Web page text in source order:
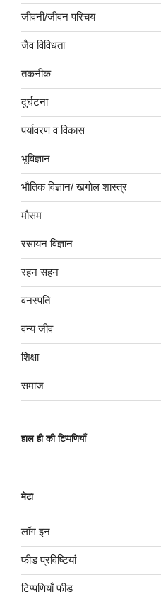
जीवनी/जीवन परिचय
जैव विविधता
तकनीक
दुर्घटना
पर्यावरण व विकास
भूविज्ञान
भौतिक विज्ञान/ खगोल शास्त्र
मौसम
रसायन विज्ञान
रहन सहन
वनस्पति
वन्य जीव
शिक्षा
समाज
हाल ही की टिप्पणियाँ
मेटा
लॉग इन
फीड प्रविष्टियां
टिप्पणियाँ फीड